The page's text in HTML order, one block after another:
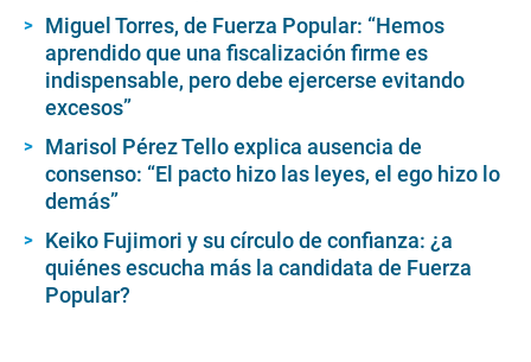
Miguel Torres, de Fuerza Popular: “Hemos
aprendido que una fiscalización firme es
indispensable, pero debe ejercerse evitando
excesos”
Marisol Pérez Tello explica ausencia de
consenso: “El pacto hizo las leyes, el ego hizo lo
demás”
Keiko Fujimori y su círculo de confianza: ¿a
quiénes escucha más la candidata de Fuerza
Popular?